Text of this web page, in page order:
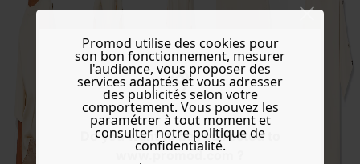
Do you want to be redirected to
www.promod.com ?
Promod utilise des cookies pour
son bon fonctionnement, mesurer
l'audience, vous proposer des
services adaptés et vous adresser
des publicités selon votre
comportement. Vous pouvez les
paramétrer à tout moment et
consulter notre politique de
confidentialité.